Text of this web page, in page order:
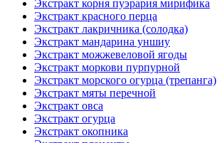
Экстракт корня пуэрария мирифика
Экстракт красного перца
Экстракт лакричника (солодка)
Экстракт мандарина уншиу
Экстракт можжевеловой ягоды
Экстракт моркови пурпурной
Экстракт морского огурца (трепанга)
Экстракт мяты перечной
Экстракт овса
Экстракт огурца
Экстракт окопника